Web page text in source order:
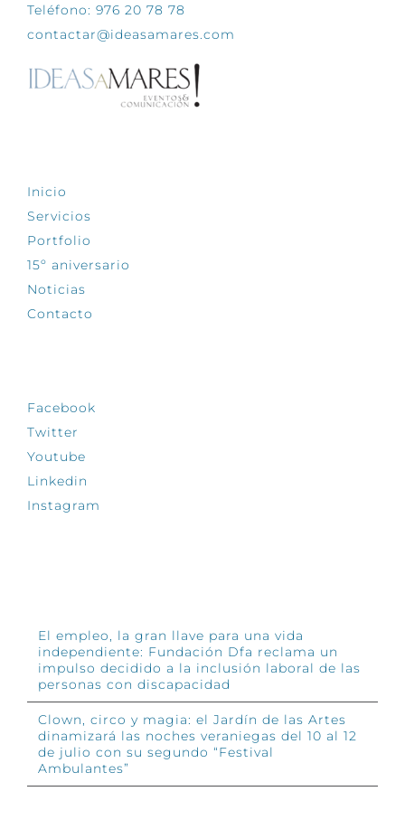
Teléfono: 976 20 78 78
contactar@ideasamares.com
Inicio
Servicios
Portfolio
15º aniversario
Noticias
Contacto
Facebook
Twitter
Youtube
Linkedin
Instagram
El empleo, la gran llave para una vida
independiente: Fundación Dfa reclama un
impulso decidido a la inclusión laboral de las
personas con discapacidad
Clown, circo y magia: el Jardín de las Artes
dinamizará las noches veraniegas del 10 al 12
de julio con su segundo “Festival
Ambulantes”